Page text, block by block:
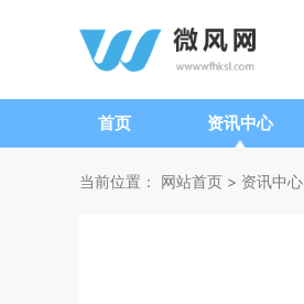
首页 资讯中心
当前位置： 网站首页 > 资讯中心